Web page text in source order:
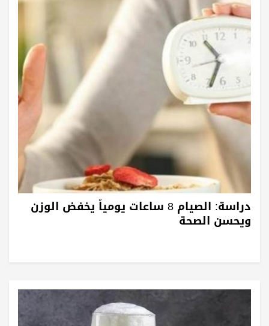
دراسة: الصيام 8 ساعات يومياً يخفض الوزن
ويحسن الصحة